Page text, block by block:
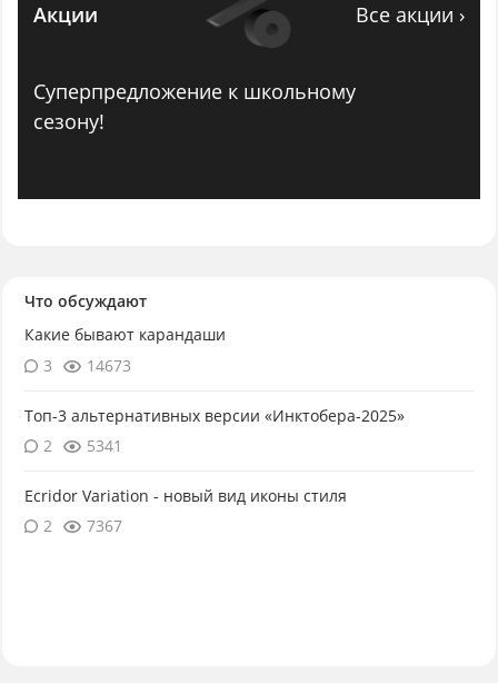
Акции Все акции ›
Суперпредложение к школьному
сезону!
Что обсуждают
Какие бывают карандаши
3
14673
Топ-3 альтернативных версии «Инктобера-2025»
2
5341
Ecridor Variation - новый вид иконы стиля
2
7367